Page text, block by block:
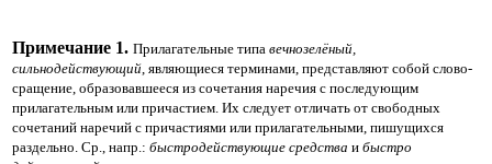
Примечание 1. Прилагательные типа вечнозелёный,
сильнодействующий , являющиеся терминами, представляют собой слово-
сращение, образовавшееся из сочетания наречия с последующим
прилагательным или причастием. Их следует отличать от свободных
сочетаний наречий с причастиями или прилагательными, пишущихся
раздельно. Ср., напр.: быстродействующие средства и быстро